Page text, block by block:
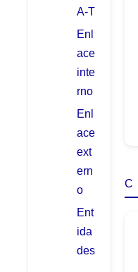
A-T
Enl
ace
inte
rno
Enl
ace
ext
ern
o
Ent
ida
des
C